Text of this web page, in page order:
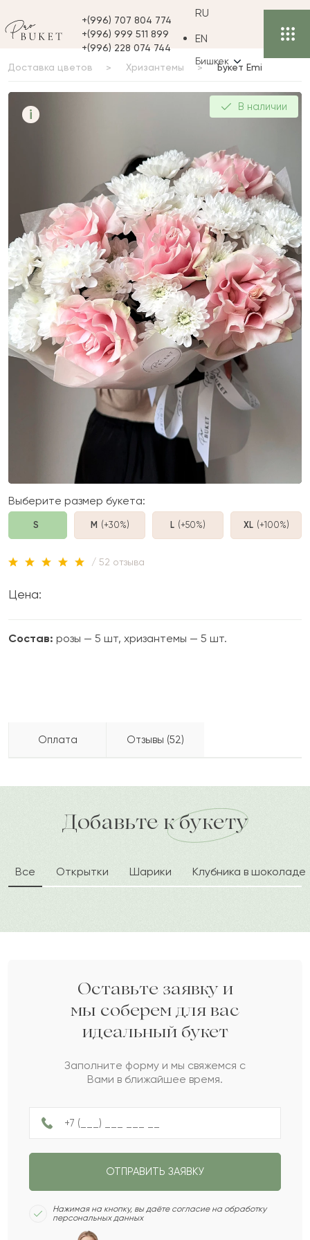
+(996) 707 804 774
+(996) 999 511 899
+(996) 228 074 744
RU
EN
Бишкек
Доставка цветов Хризантемы Букет Emi
i В наличии
Выберите размер букета:
S M (+30%) L (+50%) XL (+100%)
/ 52 отзыва
Цена:
Состав: розы — 5 шт, хризантемы — 5 шт.
Оплата Отзывы (52)
доставка по городу в течение часа
М 2024-09-05
Мария
2024-02-24
Б 2024-02-02
Баян
А 2023-12-12
Альдаир
2023-09-19
Алка
2023-09-09
Толкын
Геласий
И Ихлас
Никола
Добавьте к букету
Все Открытки Шарики Клубника в шоколаде
Оставьте заявку и
мы соберем для вас
идеальный букет
Заполните форму и мы свяжемся с
Вами в ближайшее время.
ОТПРАВИТЬ ЗАЯВКУ
Нажимая на кнопку, вы даёте согласие на обработку
персональных данных